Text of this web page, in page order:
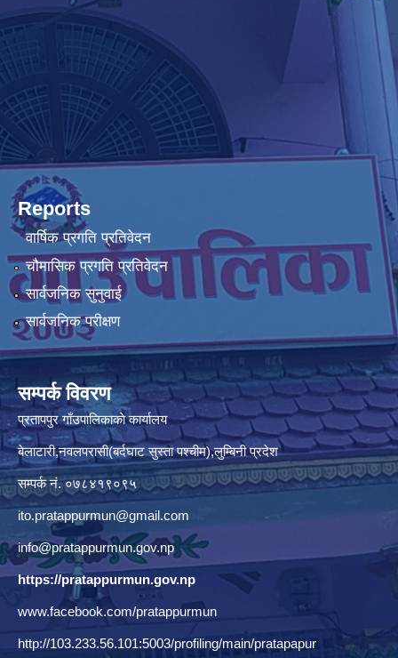
Reports
वार्षिक प्रगति प्रतिवेदन
चौमासिक प्रगति प्रतिवेदन
सार्वजनिक सुनुवाई
सार्वजनिक परीक्षण
सम्पर्क विवरण
प्रतापपुर गाँउपालिकाकाे कार्यालय
बेलाटारी,नवलपरासी(बर्दघाट सुस्ता पश्चीम),लुम्बिनी प्रदेश
सम्पर्क नं. ०७८४१९०९५
ito.pratappurmun@gmail.com
info@pratappurmun.gov.np
https://pratappurmun.gov.np
www.facebook.com/pratappurmun
http://103.233.56.101:5003/profiling/main/pratapapur